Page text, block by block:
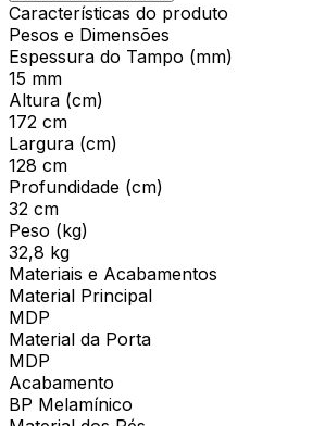
Características do produto
Pesos e Dimensões
Espessura do Tampo (mm)
15 mm
Altura (cm)
172 cm
Largura (cm)
128 cm
Profundidade (cm)
32 cm
Peso (kg)
32,8 kg
Materiais e Acabamentos
Material Principal
MDP
Material da Porta
MDP
Acabamento
BP Melamínico